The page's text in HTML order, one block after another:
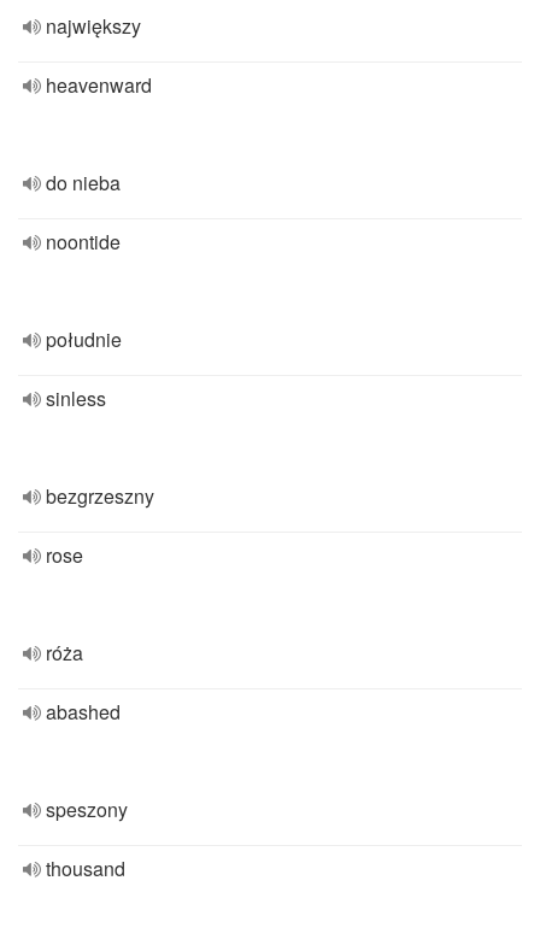
największy
heavenward
do nieba
noontide
południe
sinless
bezgrzeszny
rose
róża
abashed
speszony
thousand